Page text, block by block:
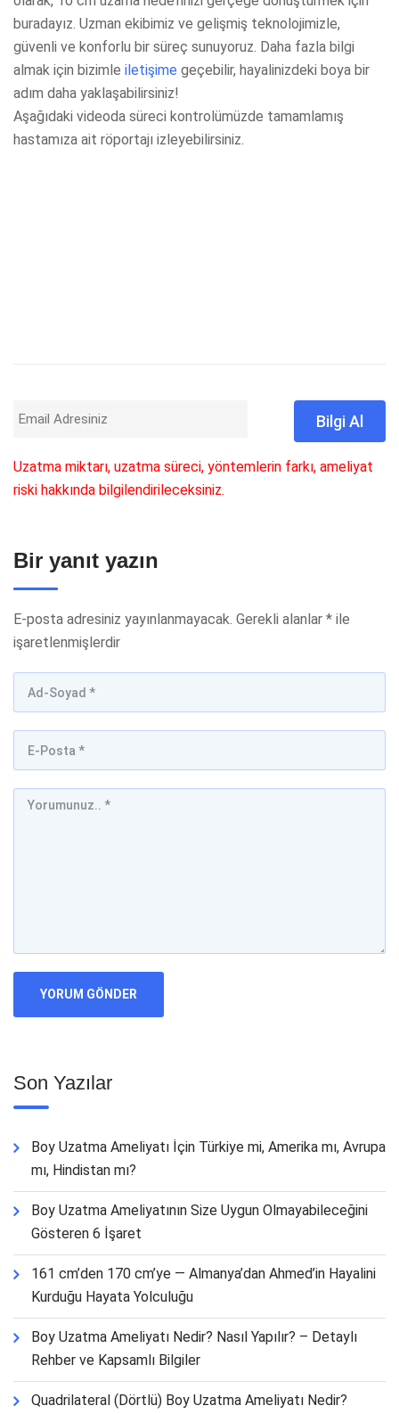
buradayız. Uzman ekibimiz ve gelişmiş teknolojimizle,
güvenli ve konforlu bir süreç sunuyoruz. Daha fazla bilgi
almak için bizimle iletişime geçebilir, hayalinizdeki boya bir
adım daha yaklaşabilirsiniz!
Aşağıdaki videoda süreci kontrolümüzde tamamlamış
hastamıza ait röportajı izleyebilirsiniz.
Uzatma miktarı, uzatma süreci, yöntemlerin farkı, ameliyat
riski hakkında bilgilendirileceksiniz.
Bir yanıt yazın
E-posta adresiniz yayınlanmayacak. Gerekli alanlar * ile
işaretlenmişlerdir
Son Yazılar
Boy Uzatma Ameliyatı İçin Türkiye mi, Amerika mı, Avrupa
mı, Hindistan mı?
Boy Uzatma Ameliyatının Size Uygun Olmayabileceğini
Gösteren 6 İşaret
161 cm’den 170 cm’ye — Almanya’dan Ahmed’in Hayalini
Kurduğu Hayata Yolculuğu
Boy Uzatma Ameliyatı Nedir? Nasıl Yapılır? – Detaylı
Rehber ve Kapsamlı Bilgiler
Quadrilateral (Dörtlü) Boy Uzatma Ameliyatı Nedir?